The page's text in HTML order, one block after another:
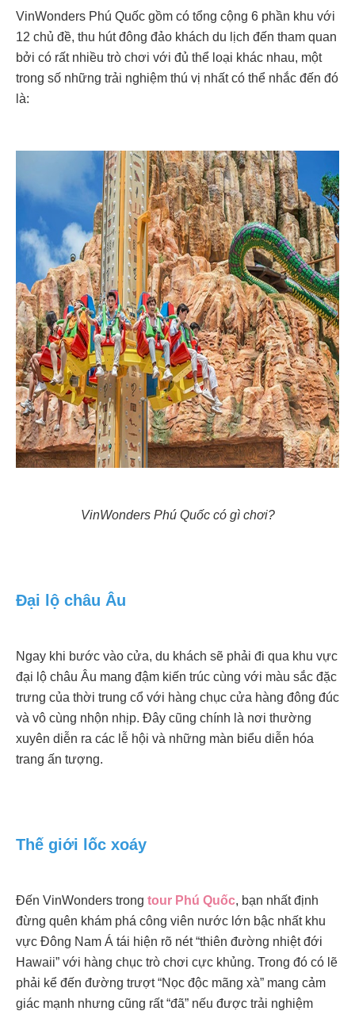
VinWonders Phú Quốc gồm có tổng cộng 6 phần khu với
12 chủ đề, thu hút đông đảo khách du lịch đến tham quan
bởi có rất nhiều trò chơi với đủ thể loại khác nhau, một
trong số những trải nghiệm thú vị nhất có thể nhắc đến đó
là:
VinWonders Phú Quốc có gì chơi?
Đại lộ châu Âu
Ngay khi bước vào cửa, du khách sẽ phải đi qua khu vực
đại lộ châu Âu mang đậm kiến trúc cùng với màu sắc đặc
trưng của thời trung cổ với hàng chục cửa hàng đông đúc
và vô cùng nhộn nhịp. Đây cũng chính là nơi thường
xuyên diễn ra các lễ hội và những màn biểu diễn hóa
trang ấn tượng.
Thế giới lốc xoáy
Đến VinWonders trong tour Phú Quốc, bạn nhất định
đừng quên khám phá công viên nước lớn bậc nhất khu
vực Đông Nam Á tái hiện rõ nét “thiên đường nhiệt đới
Hawaii” với hàng chục trò chơi cực khủng. Trong đó có lẽ
phải kể đến đường trượt “Nọc độc mãng xà” mang cảm
giác mạnh nhưng cũng rất “đã” nếu được trải nghiệm